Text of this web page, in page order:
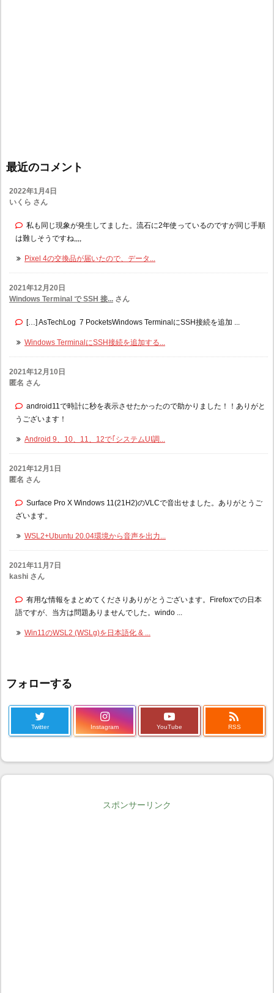
最近のコメント
2022年1月4日
いくら さん
私も同じ現象が発生してました。流石に2年使っているのですが同じ手順
は難しそうですね,,,,
Pixel 4の交換品が届いたので、データ...
2021年12月20日
Windows Terminal で SSH 接... さん
[…] AsTechLog 7 PocketsWindows TerminalにSSH接続を追加 ...
Windows TerminalにSSH接続を追加する...
2021年12月10日
匿名 さん
android11で時計に秒を表示させたかったので助かりました！！ありがと
うございます！
Android 9、10、11、12で｢システムUI調...
2021年12月1日
匿名 さん
Surface Pro X Windows 11(21H2)のVLCで音出せました。ありがとうご
ざいます。
WSL2+Ubuntu 20.04環境から音声を出力...
2021年11月7日
kashi さん
有用な情報をまとめてくださりありがとうございます。Firefoxでの日本
語ですが、当方は問題ありませんでした。windo ...
Win11のWSL2 (WSLg)を日本語化 & ...
フォローする
Twitter Instagram YouTube

RSS
スポンサーリンク